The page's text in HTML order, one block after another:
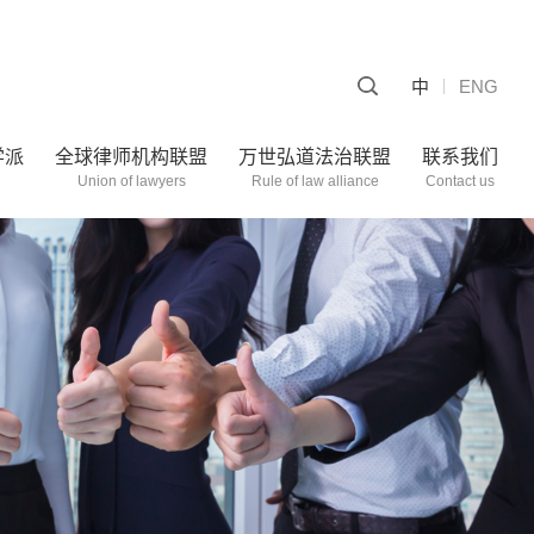
中 ENG
派 全球律师机构联盟
Union of lawyers
万世弘道法治联盟
Rule of law alliance
联系我们
Contact us